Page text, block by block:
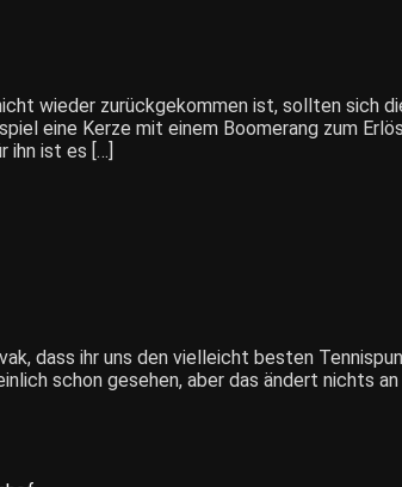
wieder zurückgekommen ist, sollten sich
eine Kerze mit einem Boomerang zum
ihn ist es […]
dass ihr uns den vielleicht besten
schon gesehen, aber das ändert nichts